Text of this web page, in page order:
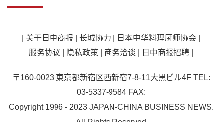
关于日中商报 长城协力 日本中华料理厨师协会
服务协议
隐私政策 商务洽谈 日中商报招聘
〒160-0023 東京都新宿区西新宿7-8-11大黒ビル4F TEL:
03-5337-9584 FAX:
Copyright 1996 - 2023 JAPAN-CHINA BUSINESS NEWS.